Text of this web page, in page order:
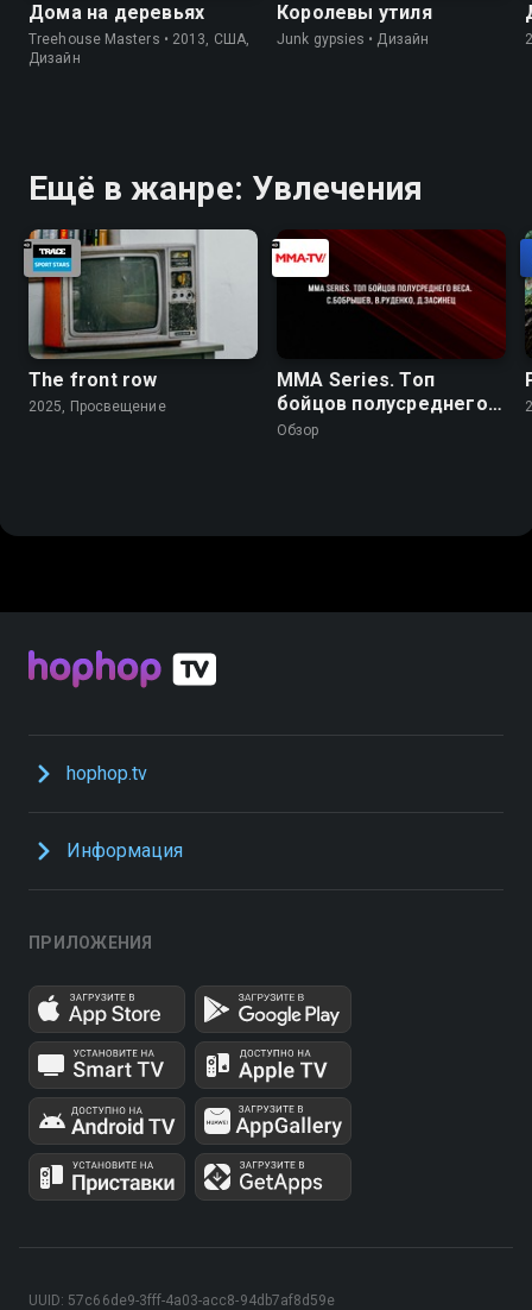
Дома на деревьях
Treehouse Masters • 2013, США,
Дизайн
Королевы утиля
Junk gypsies • Дизайн
Ещё в жанре: Увлечения
The front row
2025, Просвещение
MMA Series. Топ
бойцов полусреднего
веса. С.Бобрышев,
Обзор
hophop.tv
Информация
ПРИЛОЖЕНИЯ
UUID: 57c66de9-3fff-4a03-acc8-94db7af8d59e